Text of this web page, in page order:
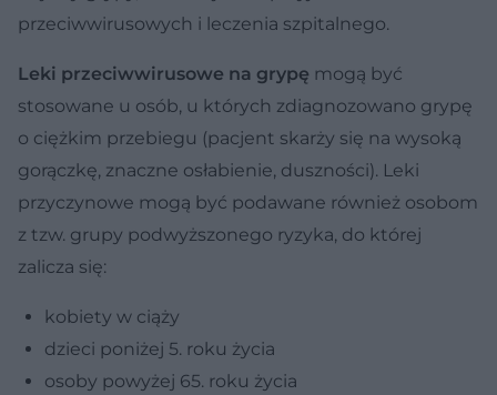
przeciwwirusowych i leczenia szpitalnego.
Leki przeciwwirusowe na grypę mogą być
stosowane u osób, u których zdiagnozowano grypę
o ciężkim przebiegu (pacjent skarży się na wysoką
gorączkę, znaczne osłabienie, duszności). Leki
przyczynowe mogą być podawane również osobom
z tzw. grupy podwyższonego ryzyka, do której
zalicza się:
kobiety w ciąży
dzieci poniżej 5. roku życia
osoby powyżej 65. roku życia